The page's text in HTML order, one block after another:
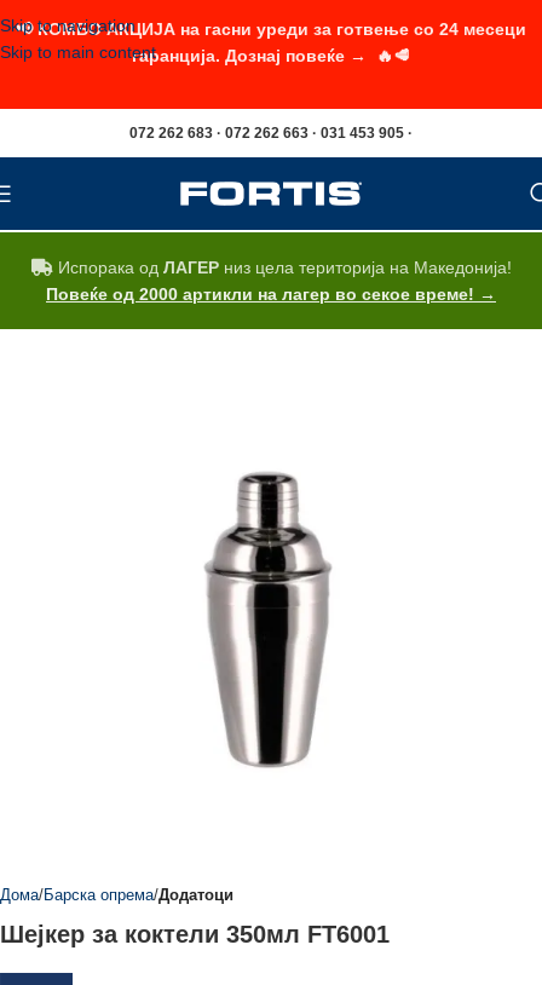
Skip to navigation
Skip to main content
072 262 683 · 072 262 663 · 031 453 905 ·
Испорака од ЛАГЕРниз цела територија на Македонија!
Повеќе од 2000 артикли на лагер во секое време! →
Дома Барска опрема Додатоци
Шејкер за коктели 350мл FT6001
📢 КОМБО АКЦИЈА на гасни уреди за готвење со 24 месеци
гаранција. Дознај повеќе → 🔥🥩